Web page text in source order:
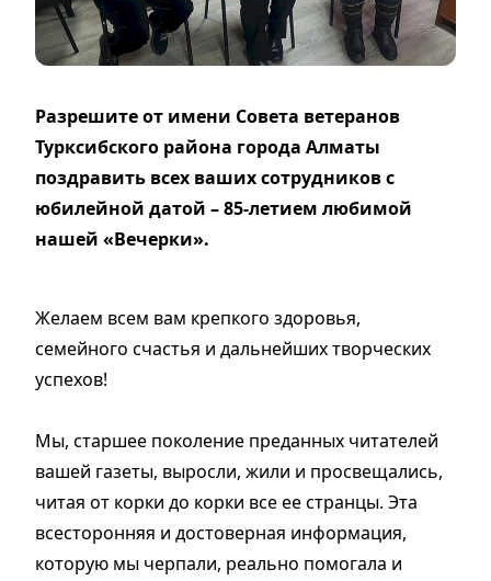
Разрешите от имени Совета ветеранов
Турксибского района города Алматы
поздравить всех ваших сотрудников с
юбилейной датой – 85-летием любимой
нашей «Вечерки».
Желаем всем вам крепкого здоровья,
семейного счастья и дальнейших творческих
успехов!
Мы, старшее поколение преданных читателей
вашей газеты, выросли, жили и просвещались,
читая от корки до корки все ее странцы. Эта
всесторонняя и достоверная информация,
которую мы черпали, реально помогала и